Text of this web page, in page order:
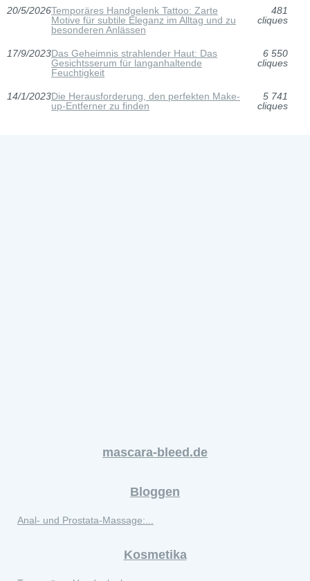
20/5/2026Temporäres Handgelenk Tattoo: Zarte
Motive für subtile Eleganz im Alltag und zu
besonderen Anlässen
481
cliques
17/9/2023Das Geheimnis strahlender Haut: Das
Gesichtsserum für langanhaltende
Feuchtigkeit
6 550
cliques
14/1/2023Die Herausforderung, den perfekten Make-
up-Entferner zu finden
5 741
cliques
mascara-bleed.de
Bloggen
Anal- und Prostata-Massage:...
Kosmetika